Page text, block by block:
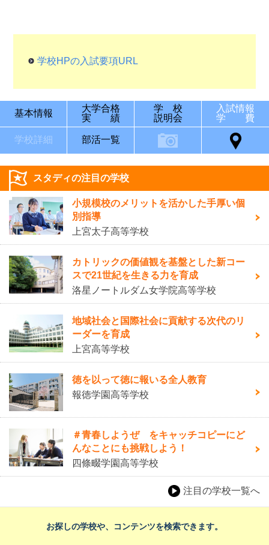
学校HPの入試要項URL
基本情報
大学合格
実 績
学 校
説明会
入試情報
学 費
学校詳細 部活一覧
スタディの注目の学校
小規模校のメリットを活かした手厚い個
別指導
上宮太子高等学校
カトリックの価値観を基盤とした新コー
スで21世紀を生きる力を育成
洛星ノートルダム女学院高等学校
地域社会と国際社会に貢献する次代のリ
ーダーを育成
上宮高等学校
徳を以って徳に報いる全人教育
報徳学園高等学校
＃青春しようぜ をキャッチコピーにど
んなことにも挑戦しよう！
四條畷学園高等学校
注目の学校一覧へ
お探しの学校や、コンテンツを検索できます。